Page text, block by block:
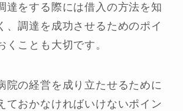
達をする際には借入の方法を知
、調達を成功させるためのポイ
くことも大切です。
院の経営を成り立たせるために
ておかなければいけないポイン